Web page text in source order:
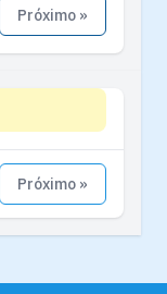
Próximo »
Próximo »